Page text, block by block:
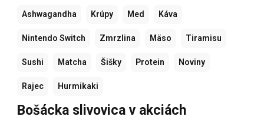
Ashwagandha Krúpy Med Káva
Nintendo Switch Zmrzlina Mäso Tiramisu
Sushi Matcha Šišky Protein Noviny
Rajec Hurmikaki
Bošácka slivovica v akciách